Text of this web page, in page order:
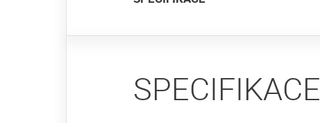
SPECIFIKACE